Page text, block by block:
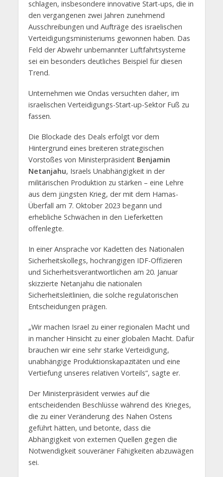
schlagen, insbesondere innovative Start-ups, die in
den vergangenen zwei Jahren zunehmend
Ausschreibungen und Aufträge des israelischen
Verteidigungsministeriums gewonnen haben. Das
Feld der Abwehr unbemannter Luftfahrtsysteme
sei ein besonders deutliches Beispiel für diesen
Trend.
Unternehmen wie Ondas versuchten daher, im
israelischen Verteidigungs-Start-up-Sektor Fuß zu
fassen.
Die Blockade des Deals erfolgt vor dem
Hintergrund eines breiteren strategischen
Vorstoßes von Ministerpräsident Benjamin
Netanjahu, Israels Unabhängigkeit in der
militärischen Produktion zu stärken – eine Lehre
aus dem jüngsten Krieg, der mit dem Hamas-
Überfall am 7. Oktober 2023 begann und
erhebliche Schwächen in den Lieferketten
offenlegte.
In einer Ansprache vor Kadetten des Nationalen
Sicherheitskollegs, hochrangigen IDF-Offizieren
und Sicherheitsverantwortlichen am 20. Januar
skizzierte Netanjahu die nationalen
Sicherheitsleitlinien, die solche regulatorischen
Entscheidungen prägen.
„Wir machen Israel zu einer regionalen Macht und
in mancher Hinsicht zu einer globalen Macht. Dafür
brauchen wir eine sehr starke Verteidigung,
unabhängige Produktionskapazitäten und eine
Vertiefung unseres relativen Vorteils“, sagte er.
Der Ministerpräsident verwies auf die
entscheidenden Beschlüsse während des Krieges,
die zu einer Veränderung des Nahen Ostens
geführt hätten, und betonte, dass die
Abhängigkeit von externen Quellen gegen die
Notwendigkeit souveräner Fähigkeiten abzuwägen
sei.